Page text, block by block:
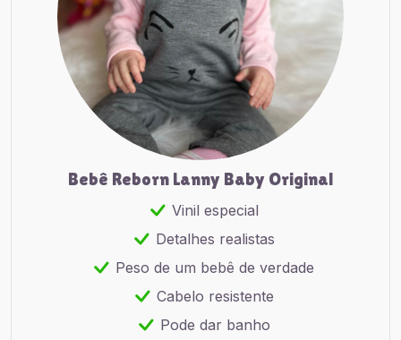
Bebê Reborn Lanny Baby Original
Vinil especial
Detalhes realistas
Peso de um bebê de verdade
Cabelo resistente
Pode dar banho